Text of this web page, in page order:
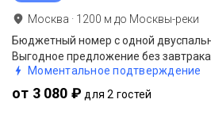
Москва · 1200 м до Москвы-реки
Выгодное предложение без завтрака
Моментальное подтверждение
от 3 080 ₽ для 2 гостей